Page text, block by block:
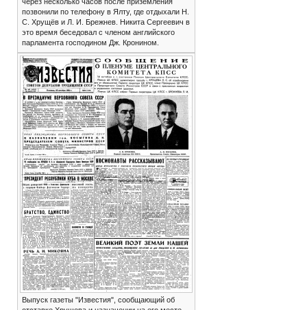
позвонили по телефону в Ялту, где отдыхали Н.
С. Хрущёв и Л. И. Брежнев. Никита Сергеевич в
это время беседовал с членом английского
парламента господином Дж. Кронином.
Выпуск газеты "Известия", сообщающий об